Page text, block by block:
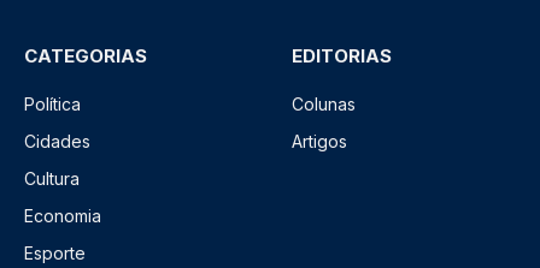
CATEGORIAS
Política
Cidades
Cultura
Economia
Esporte
EDITORIAS
Colunas
Artigos